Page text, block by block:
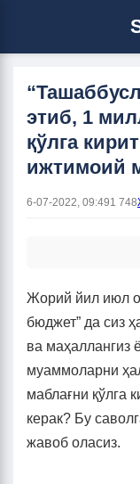
этиб, 1
қўлга
ижтимоий
6-07-2022, 09:491 748
Жорий йил июл
бюджет” да сиз
ва маҳаллангиз
муаммоларни
маблағни қўлга
керак? Бу
жавоб оласиз.